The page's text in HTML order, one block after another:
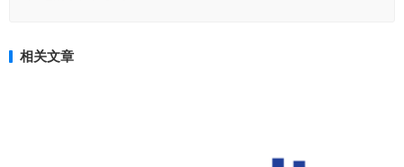
相关文章